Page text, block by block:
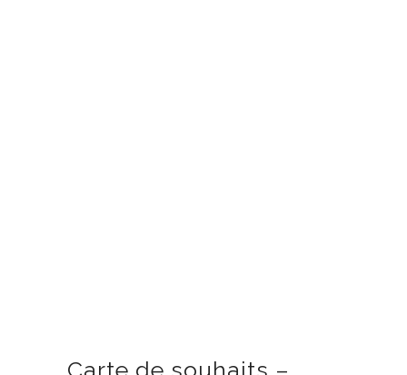
Carte de souhaits –